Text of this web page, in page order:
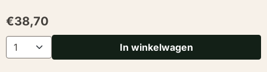
€38,70
Aantal In winkelwagen